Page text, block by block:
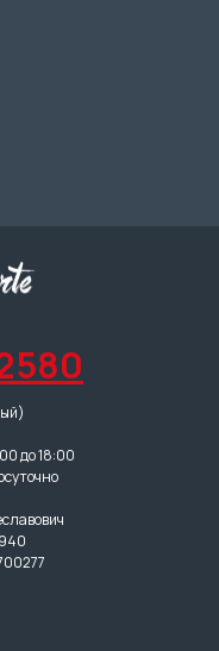
до 18:00